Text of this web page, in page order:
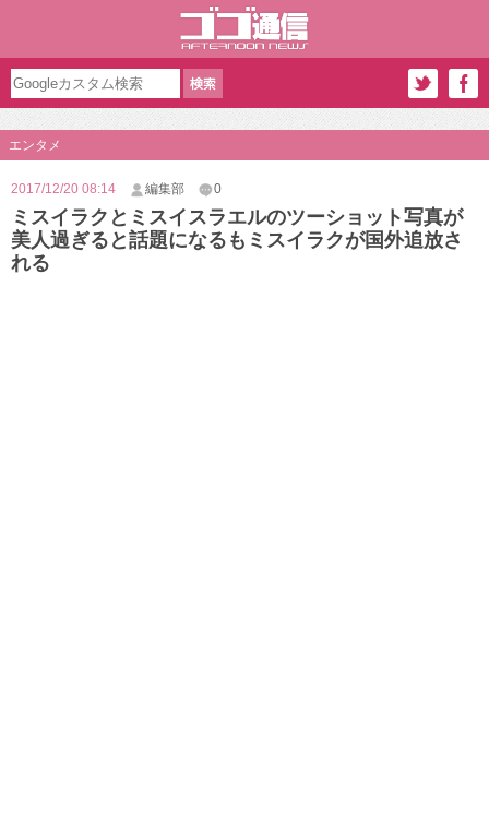
エンタメ
2017/12/20 08:14 編集部 0
ミスイラクとミスイスラエルのツーショット写真が
美人過ぎると話題になるもミスイラクが国外追放さ
れる